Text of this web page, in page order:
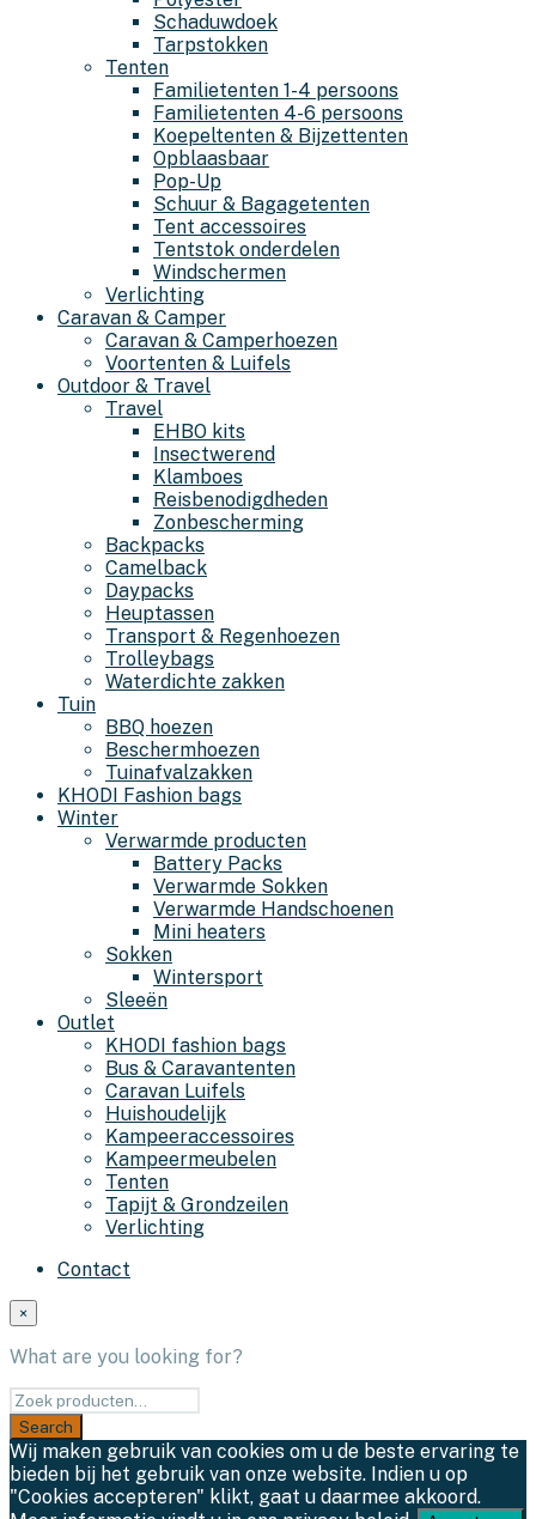
Schaduwdoek
Tarpstokken
Tenten
Familietenten 1-4 persoons
Familietenten 4-6 persoons
Koepeltenten & Bijzettenten
Opblaasbaar
Pop-Up
Schuur & Bagagetenten
Tent accessoires
Tentstok onderdelen
Windschermen
Verlichting
Caravan & Camper
Caravan & Camperhoezen
Voortenten & Luifels
Outdoor & Travel
Travel
EHBO kits
Insectwerend
Klamboes
Reisbenodigdheden
Zonbescherming
Backpacks
Camelback
Daypacks
Heuptassen
Transport & Regenhoezen
Trolleybags
Waterdichte zakken
Tuin
BBQ hoezen
Beschermhoezen
Tuinafvalzakken
KHODI Fashion bags
Winter
Verwarmde producten
Battery Packs
Verwarmde Sokken
Verwarmde Handschoenen
Mini heaters
Sokken
Wintersport
Sleeën
Outlet
KHODI fashion bags
Bus & Caravantenten
Caravan Luifels
Huishoudelijk
Kampeeraccessoires
Kampeermeubelen
Tenten
Tapijt & Grondzeilen
Verlichting
Contact
×
What are you looking for?
Wij maken gebruik van cookies om u de beste ervaring te
bieden bij het gebruik van onze website. Indien u op
"Cookies accepteren" klikt, gaat u daarmee akkoord.